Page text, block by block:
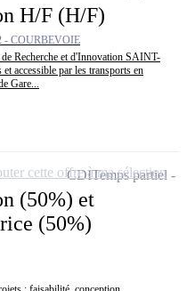
H/F (H/F)
- COURBEVOIE
Recherche et d'Innovation SAINT-
accessible par les transports en
Gare...
(50%) et
(50%)
CDITemps partiel
cette offre à ma sélection